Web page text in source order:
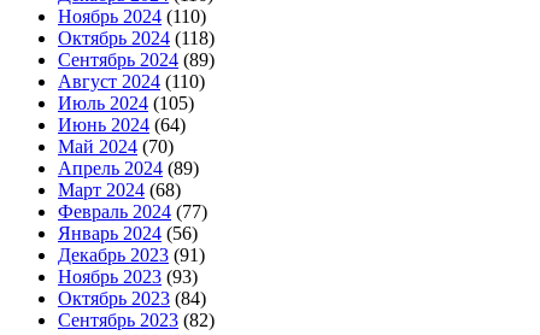
Ноябрь 2024 (110)
Октябрь 2024 (118)
Сентябрь 2024 (89)
Август 2024 (110)
Июль 2024 (105)
Июнь 2024 (64)
Май 2024 (70)
Апрель 2024 (89)
Март 2024 (68)
Февраль 2024 (77)
Январь 2024 (56)
Декабрь 2023 (91)
Ноябрь 2023 (93)
Октябрь 2023 (84)
Сентябрь 2023 (82)